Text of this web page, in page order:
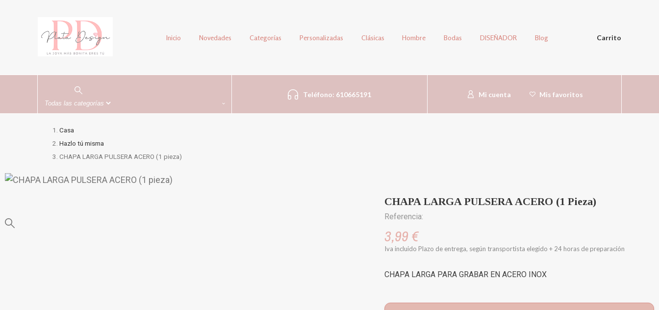
Inicio Novedades Categorías Personalizadas Clásicas Hombre Bodas DISEÑADOR Blog Carrito
Teléfono: 610665191 Mi cuenta Mis favoritos
Casa
Hazlo tú misma
CHAPA LARGA PULSERA ACERO (1 pieza)
CHAPA LARGA PULSERA ACERO (1 Pieza)
Referencia:
3,99 €
Iva incluido Plazo de entrega, según transportista elegido + 24 horas de preparación
CHAPA LARGA PARA GRABAR EN ACERO INOX